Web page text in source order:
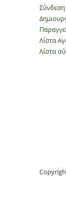
Σύνδεση
Λίστα
Λίστα